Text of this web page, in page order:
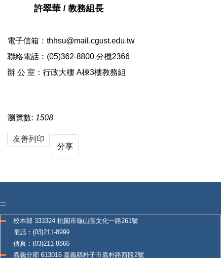
許翠華 / 教務組長
電子信箱：thhsu@mail.cgust.edu.tw
聯絡電話：(05)362-8800 分機2366
辦 公 室：行政大樓 A棟3樓教務組
瀏覽數: 1508
友善列印
分享
:::
校本部 333324 桃園市龜山區文化一路261號
電話：(03)211-8999
傳真：(03)211-8866
嘉義分部 613016 嘉義縣朴子市嘉朴路西段2號